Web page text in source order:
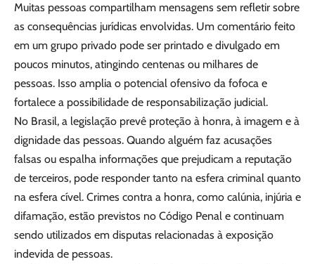
Muitas pessoas compartilham mensagens sem refletir sobre
as consequências jurídicas envolvidas. Um comentário feito
em um grupo privado pode ser printado e divulgado em
poucos minutos, atingindo centenas ou milhares de
pessoas. Isso amplia o potencial ofensivo da fofoca e
fortalece a possibilidade de responsabilização judicial.
No Brasil, a legislação prevê proteção à honra, à imagem e à
dignidade das pessoas. Quando alguém faz acusações
falsas ou espalha informações que prejudicam a reputação
de terceiros, pode responder tanto na esfera criminal quanto
na esfera cível. Crimes contra a honra, como calúnia, injúria e
difamação, estão previstos no Código Penal e continuam
sendo utilizados em disputas relacionadas à exposição
indevida de pessoas.